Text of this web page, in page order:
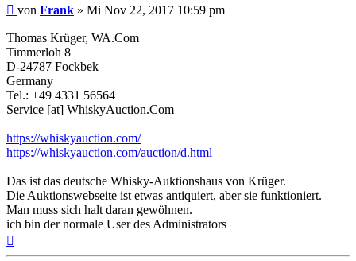
Beitrag
von Frank » Mi Nov 22, 2017 10:59 pm
Thomas Krüger, WA.Com
Timmerloh 8
D-24787 Fockbek
Germany
Tel.: +49 4331 56564
Service [at] WhiskyAuction.Com
https://whiskyauction.com/
https://whiskyauction.com/auction/d.html
Das ist das deutsche Whisky-Auktionshaus von Krüger.
Die Auktionswebseite ist etwas antiquiert, aber sie funktioniert.
Man muss sich halt daran gewöhnen.
ich bin der normale User des Administrators
oben